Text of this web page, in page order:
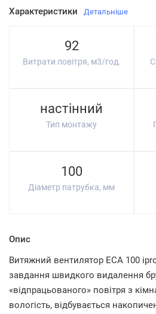
Характеристики Детальніше
92
Витрати повітря, м3/год.
настінний
Тип монтажу
100
Діаметр патрубка, мм
Опис
Витяжний вентилятор ECA 100
завдання швидкого видалення
«відпрацьованого» повітря з
вологість, відбувається